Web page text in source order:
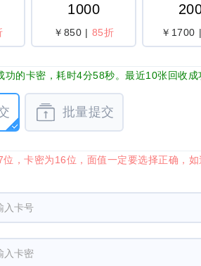
1000
￥850 | 85折 ￥1700 |
功的卡密，耗时4分58秒。最近10张回收
批量提交
，卡密为16位，面值一定要选择正确，如